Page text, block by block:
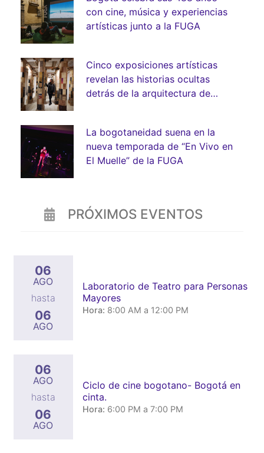
con cine, música y experiencias
artísticas junto a la FUGA
Cinco exposiciones artísticas
revelan las historias ocultas
detrás de la arquitectura de
La bogotaneidad suena en la
nueva temporada de “En Vivo en
El Muelle” de la FUGA
PRÓXIMOS EVENTOS
06
AGO
hasta
06
AGO
Laboratorio de Teatro para Personas
Mayores
Hora: 8:00 AM a 12:00 PM
06
AGO
hasta
06
AGO
Ciclo de cine bogotano- Bogotá en
cinta.
Hora: 6:00 PM a 7:00 PM